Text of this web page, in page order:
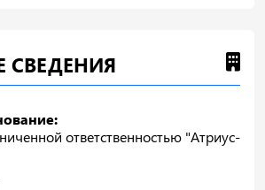
СВЕДЕНИЯ
ответственностью "Атриус-